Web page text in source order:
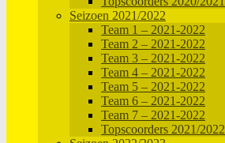
Seizoen 2021/2022
Team 1 – 2021-2022
Team 2 – 2021-2022
Team 3 – 2021-2022
Team 4 – 2021-2022
Team 5 – 2021-2022
Team 6 – 2021-2022
Team 7 – 2021-2022
Topscoorders 2021/2022